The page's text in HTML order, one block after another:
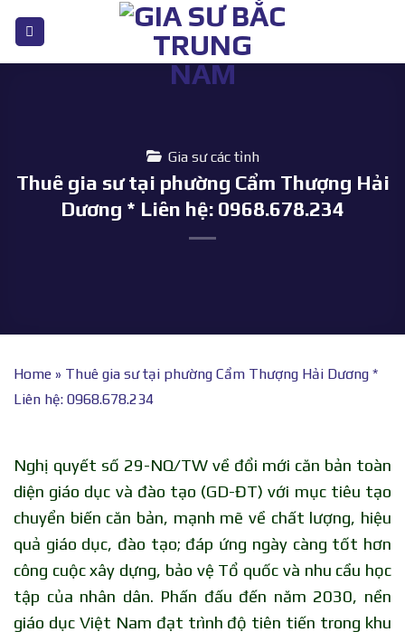
nội
Gia sư các tỉnh
Thuê gia sư tại phường Cẩm Thượng Hải
Dương * Liên hệ: 0968.678.234
Home » Thuê gia sư tại phường Cẩm Thượng Hải Dương *
Liên hệ: 0968.678.234
Nghị quyết số 29-NQ/TW về đổi mới căn bản toàn
diện giáo dục và đào tạo (GD-ĐT) với mục tiêu tạo
chuyển biến căn bản, mạnh mẽ về chất lượng, hiệu
quả giáo dục, đào tạo; đáp ứng ngày càng tốt hơn
công cuộc xây dựng, bảo vệ Tổ quốc và nhu cầu học
tập của nhân dân. Phấn đấu đến năm 2030, nền
giáo dục Việt Nam đạt trình độ tiên tiến trong khu